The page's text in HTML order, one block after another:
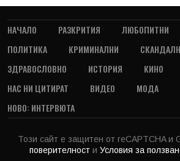
НАЧАЛО РАЗКРИТИЯ ЛЮБОПИТНИ
ПОЛИТИКА
КРИМИНАЛНИ
ЗДРАВОСЛОВНО
ИСТОРИЯ КИНО
НАС НИ ЦИТИРАТ
ВИДЕО МОДА
НОВО: ИНТЕРВЮТА
Този сайт е защитен от reCAPTCHA и
поверителност и Условия за